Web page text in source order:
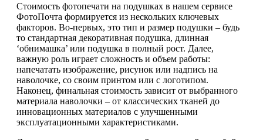
Стоимость фотопечати на подушках в нашем сервисе
ФотоПочта формируется из нескольких ключевых
факторов. Во-первых, это тип и размер подушки – будь
то стандартная декоративная подушка, длинная
‘обнимашка’ или подушка в полный рост. Далее,
важную роль играет сложность и объем работы:
напечатать изображение, рисунок или надпись на
наволочке, со своим принтом или с логотипом.
Наконец, финальная стоимость зависит от выбранного
материала наволочки – от классических тканей до
инновационных материалов с улучшенными
эксплуатационными характеристиками.